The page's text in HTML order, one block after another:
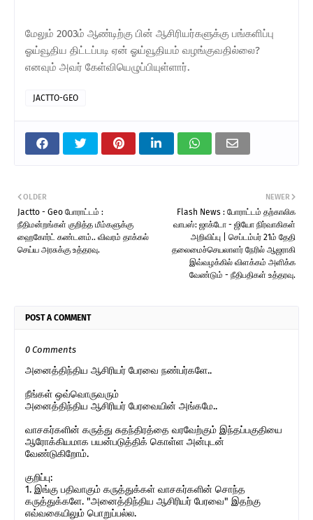
மேலும் 2003ம் ஆண்டிற்கு பின் ஆசிரியர்களுக்கு பங்களிப்பு
ஓய்வூதிய திட்டப்படி ஏன் ஓய்வூதியம் வழங்குவதில்லை?
எனவும் அவர் கேள்வியெழுப்பியுள்ளார்.
JACTTO-GEO
NEWER
Flash News : போராட்டம் தற்காலிக
வாபஸ்: ஜாக்டோ - ஜியோ நிர்வாகிகள்
அறிவிப்பு | செப்டம்பர் 21ம் தேதி
தலைமைச்செயலாளர் நேரில் ஆஜராகி
இவ்வழக்கில் விளக்கம் அளிக்க
வேண்டும் - நீதிபதிகள் உத்தரவு.
OLDER
Jactto - Geo போராட்டம் :
நீதிமன்றங்கள் குறித்த மீம்களுக்கு
ஹைகோர்ட் கண்டனம்.. விவரம் தாக்கல்
செய்ய அரசுக்கு உத்தரவு.
POST A COMMENT
0 Comments
அனைத்திந்திய ஆசிரியர் பேரவை நண்பர்களே..
நீங்கள் ஒவ்வொருவரும்
அனைத்திந்திய ஆசிரியர் பேரவையின் அங்கமே..
வாசகர்களின் கருத்து சுதந்திரத்தை வரவேற்கும் இந்தப்பகுதியை
ஆரோக்கியமாக பயன்படுத்திக் கொள்ள அன்புடன்
வேண்டுகிறோம்.
குறிப்பு:
1. இங்கு பதிவாகும் கருத்துக்கள் வாசகர்களின் சொந்த
கருத்துக்களே. "அனைத்திந்திய ஆசிரியர் பேரவை" இதற்கு
எவ்வகையிலும் பொறுப்பல்ல.